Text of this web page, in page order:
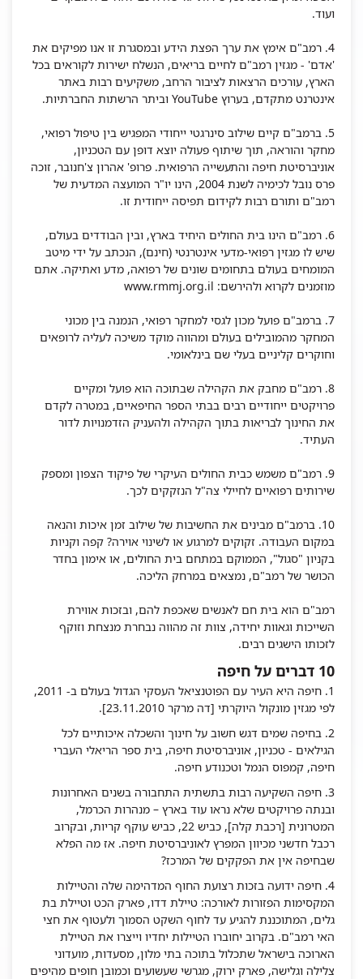
ועוד.
4. רמב"ם אימץ את ערך הפצת הידע ובמסגרת זו אנו מפיקים את
'אדם' - מגזין רמב"ם לחיים בריאים, הנשלח ישירות לקוראים בכל
הארץ, עורכים הרצאות לציבור הרחב, משקיעים רבות באתר
אינטרנט מתקדם, בערוץ YouTube וביתר הרשתות החברתיות.
5. ברמב"ם קיים שילוב סינרגטי ייחודי המפגיש בין טיפול רפואי,
מחקר והוראה, תוך שיתוף פעולה יוצא דופן עם הטכניון,
אוניברסיטת חיפה והתעשייה הרפואית. פרופ' אהרון צ'חנובר, זוכה
פרס נובל לכימיה לשנת 2004, הינו יו"ר המועצה המדעית של
רמב"ם ותורם רבות לקידום תפיסה ייחודית זו.
6. רמב"ם הינו בית החולים היחיד בארץ, ובין הבודדים בעולם,
שיש לו מגזין רפואי-מדעי אינטרנטי (חינם), הנכתב על ידי מיטב
המומחים בעולם בתחומים שונים של רפואה, מדע ואתיקה. אתם
מוזמנים לקרוא ולהירשם: www.rmmj.org.il
7. ברמב"ם פועל מכון לגסי למחקר רפואי, הנמנה בין מכוני
המחקר מהמובילים בעולם ומהווה מוקד משיכה לעליה לרופאים
וחוקרים קליניים בעלי שם בינלאומי.
8. רמב"ם מחבק את הקהילה שבתוכה הוא פועל ומקיים
פרויקטים ייחודיים רבים בבתי הספר החיפאיים, במטרה לקדם
את החינוך לבריאות בתוך הקהילה ולהעניק הזדמנויות לדור
העתיד.
9. רמב"ם משמש כבית החולים העיקרי של פיקוד הצפון ומספק
שירותים רפואיים לחיילי צה"ל הנזקקים לכך.
10. ברמב"ם מבינים את החשיבות של שילוב זמן איכות והנאה
במקום העבודה. זקוקים למרגוע או לשינוי אוירה? קפה וקניות
בקניון "סגול", הממוקם במתחם בית החולים, או אימון בחדר
הכושר של רמב"ם, נמצאים במרחק הליכה.
רמב"ם הוא בית חם לאנשים שאכפת להם, ובזכות אווירת
השייכות וגאוות יחידה, צוות זה מהווה נבחרת מנצחת וזוקף
לזכותו הישגים רבים.
10 דברים על חיפה
1. חיפה היא העיר עם הפוטנציאל העסקי הגדול בעולם ב- 2011,
לפי מגזין מונקול היוקרתי [דה מרקר 23.11.2010].
2. בחיפה שמים דגש חשוב על חינוך והשכלה איכותיים לכל
הגילאים - טכניון, אוניברסיטת חיפה, בית ספר הריאלי העברי
חיפה, קמפוס הנמל וטכנודע חיפה.
3. חיפה השקיעה רבות בתשתית התחבורה בשנים האחרונות
ובנתה פרויקטים שלא נראו עוד בארץ – מנהרות הכרמל,
המטרונית [רכבת קלה], כביש 22, כביש עוקף קריות, ובקרוב
רכבל חדשני מכיוון המפרץ לאוניברסיטת חיפה. אז מה הפלא
שבחיפה אין את הפקקים של המרכז?
4. חיפה ידועה בזכות רצועת החוף המדהימה שלה והטיילות
המקסימות הפזורות לאורכה: טיילת דדו, פארק הכט וטיילת בת
גלים, המתוכננת להגיע עד לחוף השקט הסמוך ולעטוף את חצי
האי רמב"ם. בקרוב יחוברו הטיילות יחדיו וייצרו את הטיילת
הארוכה בישראל שתכלול בתוכה בתי מלון, מסעדות, מועדוני
צלילה וגלישה, פארק ירוק, מגרשי שעשועים וכמובן חופים מהיפים